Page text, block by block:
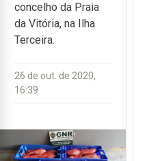
concelho da Praia
da Vitória, na Ilha
Terceira.
26 de out. de 2020,
16:39